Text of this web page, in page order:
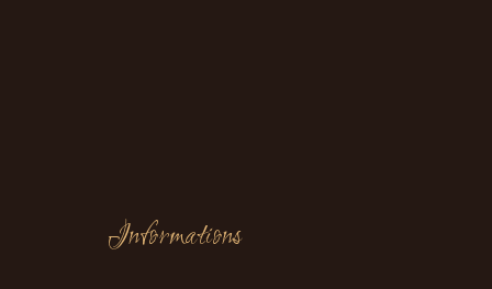
Informations